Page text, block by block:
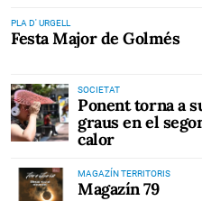
PLA D' URGELL
Festa Major de Golmés
SOCIETAT
Ponent torna a
graus en el
calor
MAGAZÍN TERRITORIS
Magazín 79